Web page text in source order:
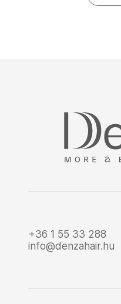
+36 1 55 33 288
info@denzahair.hu